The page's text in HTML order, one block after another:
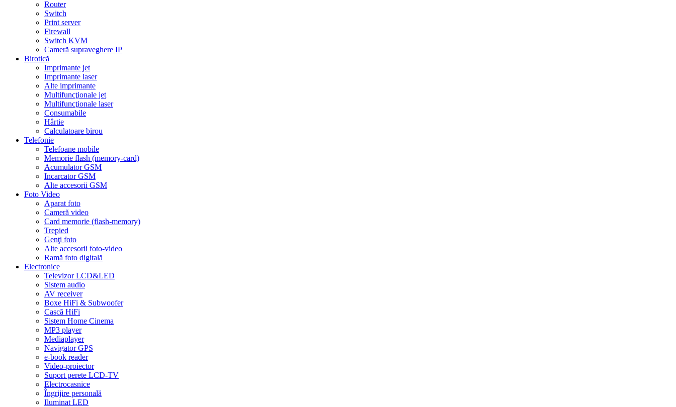
Router
Switch
Print server
Firewall
Switch KVM
Cameră supraveghere IP
Birotică
Imprimante jet
Imprimante laser
Alte imprimante
Multifuncţionale jet
Multifuncţionale laser
Consumabile
Hârtie
Calculatoare birou
Telefonie
Telefoane mobile
Memorie flash (memory-card)
Acumulator GSM
Incarcator GSM
Alte accesorii GSM
Foto Video
Aparat foto
Cameră video
Card memorie (flash-memory)
Trepied
Genţi foto
Alte accesorii foto-video
Ramă foto digitală
Electronice
Televizor LCD&LED
Sistem audio
AV receiver
Boxe HiFi & Subwoofer
Cască HiFi
Sistem Home Cinema
MP3 player
Mediaplayer
Navigator GPS
e-book reader
Video-proiector
Suport perete LCD-TV
Electrocasnice
Îngrijire personală
Iluminat LED